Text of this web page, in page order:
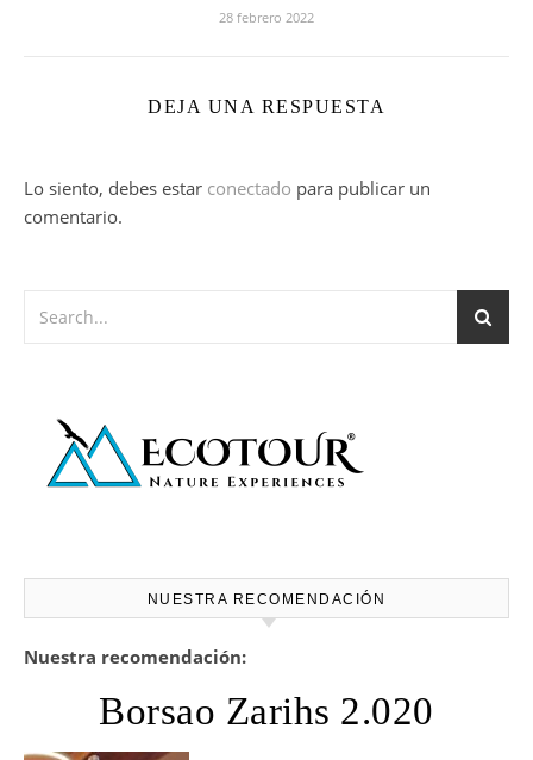
28 febrero 2022
DEJA UNA RESPUESTA
Lo siento, debes estar conectado para publicar un
comentario.
NUESTRA RECOMENDACIÓN
Nuestra recomendación:
Borsao Zarihs 2.020